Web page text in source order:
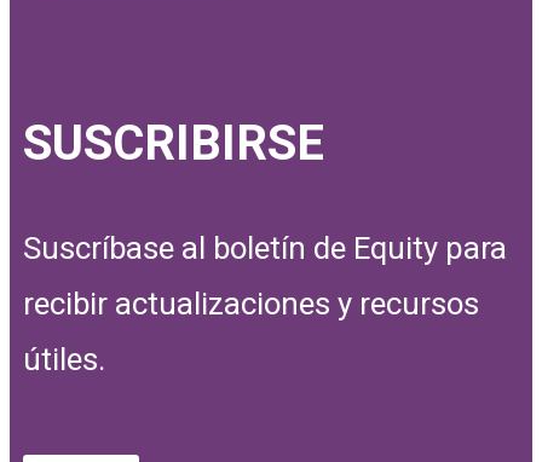
SUSCRIBIRSE
Suscríbase al boletín de Equity para
recibir actualizaciones y recursos
útiles.